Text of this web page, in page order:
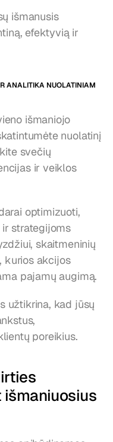
išmanusis
efektyvią ir
ANALITIKA NUOLATINIAM
išmaniojo
nuolatinį
svečių
ir veiklos
optimizuoti,
strategijoms
skaitmeninių
kurios akcijos
pajamų augimą.
užtikrina, kad jūsų
poreikius.